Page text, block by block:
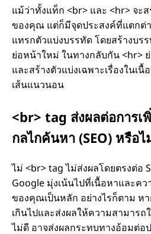
แม้ว่าทั้งแท็ก <br> และ <hr> จะ
ของคุณ แต่ก็มีจุดประสงค์ที่แตกต่
แทรกตัวแบ่งบรรทัด โดยสร้างบร
ย่อหน้าใหม่ ในทางกลับกัน <hr>
และสร้างตัวแบ่งเฉพาะเรื่องในเ
เส้นแนวนอน
<br> tag ส่งผลต่อการ
กลไกค้นหา (SEO) หรือไ
ไม่ <br> tag ไม่ส่งผลโดยตรงต่อ
Google มุ่งเน้นไปที่เนื้อหาและคว
ของคุณเป็นหลัก อย่างไรก็ตาม ห
เกินไปและส่งผลให้ความสามารถ
ไม่ดี อาจส่งผลกระทบทางอ้อมต่